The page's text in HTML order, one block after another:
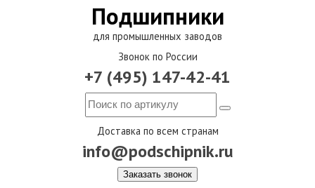
Подшипники
для промышленных заводов
Звонок по России
+7 (495) 147-42-41
Доставка по всем странам
info@podschipnik.ru
Заказать звонок